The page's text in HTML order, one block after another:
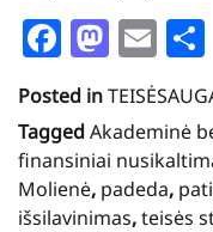
Facebook
Posted in
TaggedAkademinė
finansiniai
Molienė, padeda,
išsilavinimas,teisės